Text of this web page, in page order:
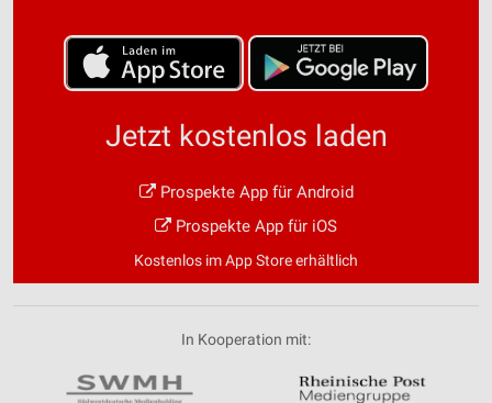
Jetzt kostenlos laden
Prospekte App für Android
Prospekte App für iOS
Kostenlos im App Store erhältlich
In Kooperation mit: